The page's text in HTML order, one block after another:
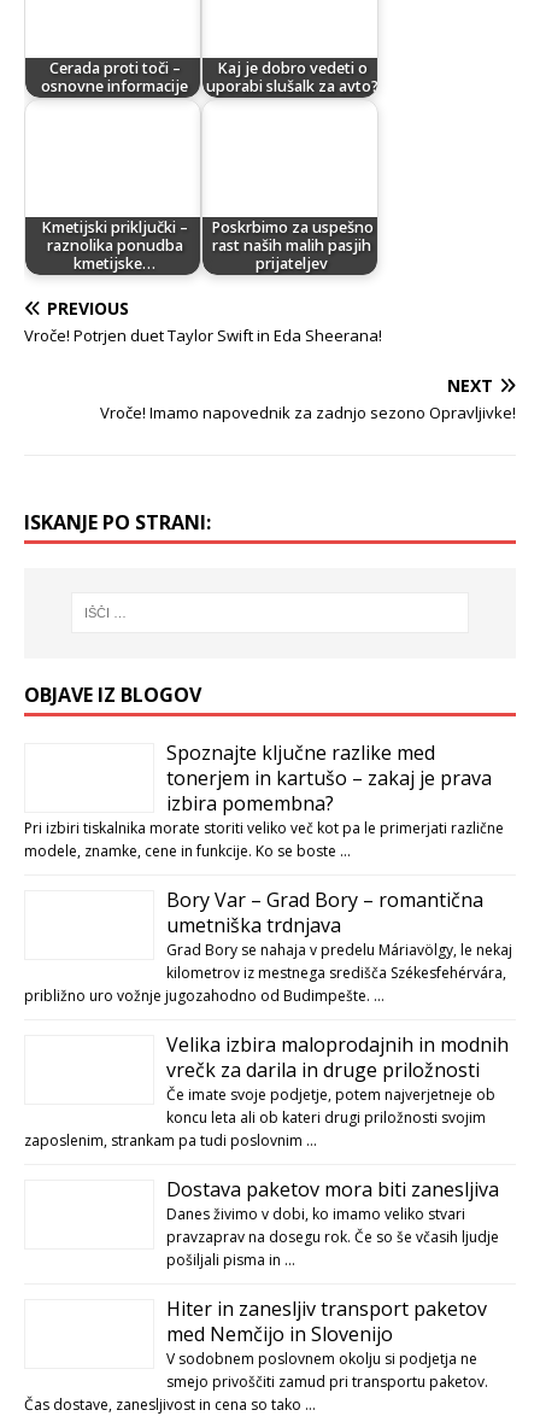
Cerada proti toči –
osnovne informacije
Kaj je dobro vedeti o
uporabi slušalk za avto?
Kmetijski priključki –
raznolika ponudba
kmetijske…
Poskrbimo za uspešno
rast naših malih pasjih
prijateljev
PREVIOUS
Vroče! Potrjen duet Taylor Swift in Eda Sheerana!
NEXT
Vroče! Imamo napovednik za zadnjo sezono Opravljivke!
ISKANJE PO STRANI:
OBJAVE IZ BLOGOV
Spoznajte ključne razlike med
tonerjem in kartušo – zakaj je prava
izbira pomembna?
Pri izbiri tiskalnika morate storiti veliko več kot pa le primerjati različne
modele, znamke, cene in funkcije. Ko se boste …
Bory Var – Grad Bory – romantična
umetniška trdnjava
Grad Bory se nahaja v predelu Máriavölgy, le nekaj
kilometrov iz mestnega središča Székesfehérvára,
približno uro vožnje jugozahodno od Budimpešte. …
Velika izbira maloprodajnih in modnih
vrečk za darila in druge priložnosti
Če imate svoje podjetje, potem najverjetneje ob
koncu leta ali ob kateri drugi priložnosti svojim
zaposlenim, strankam pa tudi poslovnim …
Dostava paketov mora biti zanesljiva
Danes živimo v dobi, ko imamo veliko stvari
pravzaprav na dosegu rok. Če so še včasih ljudje
pošiljali pisma in …
Hiter in zanesljiv transport paketov
med Nemčijo in Slovenijo
V sodobnem poslovnem okolju si podjetja ne
smejo privoščiti zamud pri transportu paketov.
Čas dostave, zanesljivost in cena so tako …